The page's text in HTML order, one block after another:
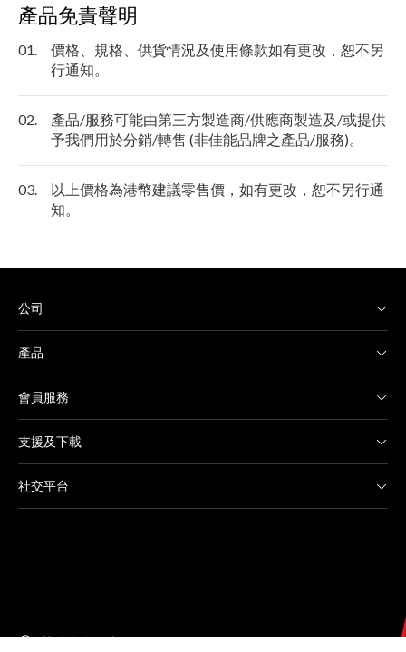
產品免責聲明
01.
價格、規格、供貨情況及使用條款如有更改，恕不另
行通知。
02.
產品/服務可能由第三方製造商/供應商製造及/或提供
予我們用於分銷/轉售 (非佳能品牌之產品/服務)。
03.
以上價格為港幣建議零售價，如有更改，恕不另行通
知。
公司
產品
會員服務
支援及下載
社交平台
其他佳能網站